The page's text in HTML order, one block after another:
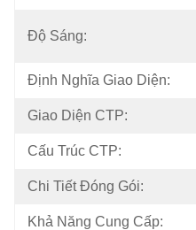
Độ Sáng:
Định Nghĩa Giao Diện:
Giao Diện CTP:
Cấu Trúc CTP:
Chi Tiết Đóng Gói:
Khả Năng Cung Cấp: